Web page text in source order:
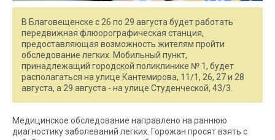
В Благовещенске с 26 по 29 августа будет работать
передвижная флюорографическая станция,
предоставляющая возможность жителям пройти
обследование легких. Мобильный пункт,
принадлежащий городской поликлинике № 1, будет
располагаться на улице Кантемирова, 11/1, 26, 27 и 28
августа, а 29 августа - на улице Студенческой, 43/3.
Медицинское обследование направлено на раннюю
диагностику заболеваний легких. Горожан просят взять с